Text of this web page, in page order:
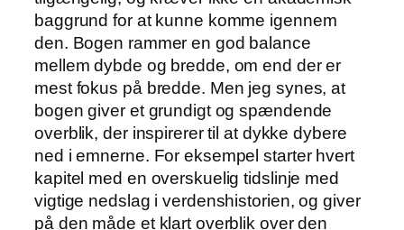
baggrund for at kunne komme igennem
den. Bogen rammer en god balance
mellem dybde og bredde, om end der er
mest fokus på bredde. Men jeg synes, at
bogen giver et grundigt og spændende
overblik, der inspirerer til at dykke dybere
ned i emnerne. For eksempel starter hvert
kapitel med en overskuelig tidslinje med
vigtige nedslag i verdenshistorien, og giver
på den måde et klart overblik over den